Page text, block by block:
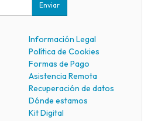
Enviar
Información Legal
Política de Cookies
Formas de Pago
Asistencia Remota
Recuperación de datos
Dónde estamos
Kit Digital